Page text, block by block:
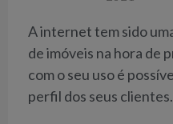
A internet tem sido
de imóveis na hora de
com o seu uso é
perfil dos seus